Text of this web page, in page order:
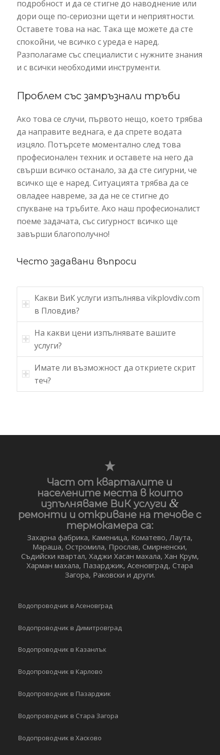
подробност и да се стигне до наводнение или
дори още по-сериозни щети и неприятности.
Оставете това на нас. Така ще можете да сте
спокойни, че всичко с уреда е наред.
Разполагаме със специалисти с нужните знания
и с всички необходими инструменти.
Проблем със замръзнали тръби
Ако това се случи, първото нещо, което трябва
да направите веднага, е да спрете водата
изцяло. Потърсете моментално след това
професионален техник и оставете на него да
свърши всичко останало, за да сте сигурни, че
всичко ще е наред. Ситуацията трябва да се
овладее навреме, за да не се стигне до
спукване на тръбите. Ако наш професионалист
поеме задачата, със сигурност всичко ще
завърши благополучно!
Често задавани въпроси
Какви ВиК услуги изпълнява vikplovdiv.com
в Пловдив?
На какви цени изпълнявате вашите
услуги?
Имате ли възможност да откриете скрит
теч?
Част от кварталите и
населените места в които
изпълняваме ВиК услуги &
ремонти и откриване на течове с
термокамера са:
Захарна фабрика, Каменица, Коматево, Лаута,
Мараша, Остромила, Прослав, Смирненски,
Съдийски квартал, Хаджи Хасан махала, Хан Крум,
Харман махала, Пазарджик, Асеновград, Стара
Загора, Раковски и други.
Водопроводчик в Асеновград
Водопроводчик в Димитровград
Водопроводчик в Казанлък
Водопроводчик в Карлово
Водопроводчик в Пазарджик
Водопроводчик в Стара Загора
Водопроводчик в Хасково